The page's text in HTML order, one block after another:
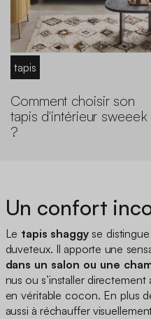
tapis
Comment choisir son
tapis d'intérieur sweeek
?
Un confort
Le tapis shaggyse
duveteux. Il apporte une
dans un salon ou une
nus ou s’installer
en véritable cocon. En plus
aussi à réchauffer